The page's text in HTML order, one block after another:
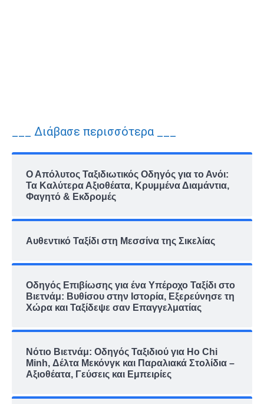
___ Διάβασε περισσότερα ___
Ο Απόλυτος Ταξιδιωτικός Οδηγός για το Ανόι:
Τα Καλύτερα Αξιοθέατα, Κρυμμένα Διαμάντια,
Φαγητό & Εκδρομές
Αυθεντικό Ταξίδι στη Μεσσίνα της Σικελίας
Οδηγός Επιβίωσης για ένα Υπέροχο Ταξίδι στο
Βιετνάμ: Βυθίσου στην Ιστορία, Εξερεύνησε τη
Χώρα και Ταξίδεψε σαν Επαγγελματίας
Νότιο Βιετνάμ: Οδηγός Ταξιδιού για Ho Chi
Minh, Δέλτα Μεκόνγκ και Παραλιακά Στολίδια –
Αξιοθέατα, Γεύσεις και Εμπειρίες